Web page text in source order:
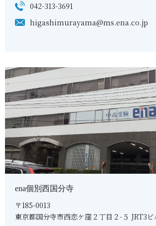
042-313-3691
higashimurayama@ms.ena.co.jp
ena個別西国分寺
〒185-0013
東京都国分寺市西恋ケ窪２丁目２-５ JRT3ビ